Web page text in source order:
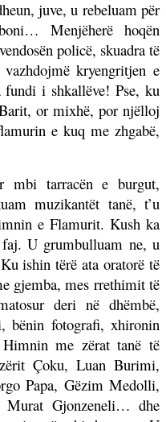
juve, u rebeluam për
Menjëherë hoqën
policë, skuadra të
kryengritjen e
i shkallëve! Pse, ku
or mixhë, por njëlloj
e kuq me zhgabë,
mbi tarracën e burgut,
muzikantët tanë, t’u
e Flamurit. Kush ka
U grumbulluam ne, u
ishin tërë ata oratorë të
gjemba, mes rrethimit të
deri në dhëmbë,
bënin fotografi, xhironin
me zërat tanë të
Çoku, Luan Burimi,
Papa, Gëzim Medolli,
Murat Gjonzeneli… dhe